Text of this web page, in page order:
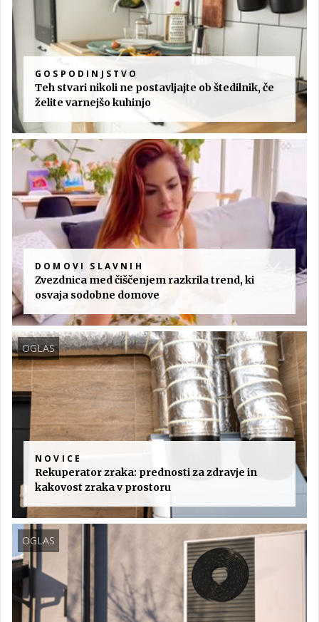
GOSPODINJSTVO
Teh stvari nikoli ne postavljajte ob štedilnik, če
želite varnejšo kuhinjo
DOMOVI SLAVNIH
Zvezdnica med čiščenjem razkrila trend, ki
osvaja sodobne domove
OGLAS
NOVICE
Rekuperator zraka: prednosti za zdravje in
kakovost zraka v prostoru
OGLAS